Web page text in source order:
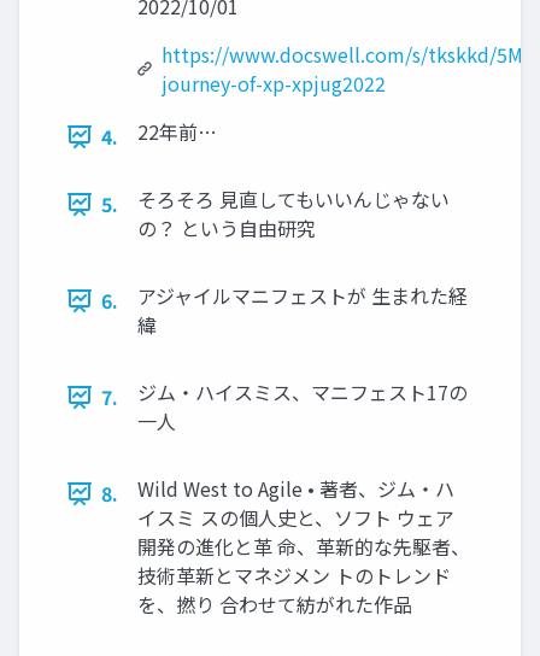
2022/10/01
https://www.docswell.com/s/tkskkd/
journey-of-xp-xpjug2022
4.
22年前…
5.
そろそろ 見直してもいいんじゃない
の？ という自由研究
6.
アジャイルマニフェストが 生まれた経
緯
7.
ジム・ハイスミス、マニフェスト17の
一人
8.
Wild West to Agile • 著者、ジム・ハ
イスミ スの個人史と、ソフト ウェア
開発の進化と革 命、革新的な先駆者、
技術革新とマネジメン トのトレンド
を、撚り 合わせて紡がれた作品